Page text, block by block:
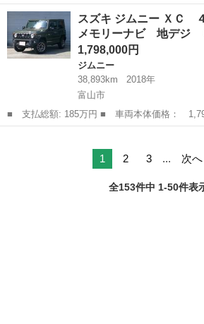
名： スズキ ■ 車種名： ジムニー ■ グレ
気量： 660cc ■ ドア枚数： 3D ■ ミッシ
富山 富山市 ジムニー
スズキ ジムニー ＸＣ
メモリーナビ 地デ
1,798,000円
ジムニー
38,893km
2018年
富山市
■ 支払総額: 185万円 ■ 車両本体価格： 1,798,000 円 ■ メーカー
名： スズキ ■ 車種名： ジムニー ■ グレ
1 2 3 ... 次へ
全153件中 1-50件表